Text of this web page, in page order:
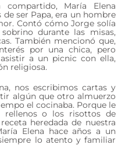
María Elena
ser Papa, era un hombre
Contó cómo Jorge solía
durante las misas,
También mencionó que,
por una chica, pero
a un picnic con ella,
religiosa.
nos escribimos cartas y
algún que otro almuerzo
el cocinaba. Porque le
rellenos o los risottos de
heredada de nuestra
Elena hace años a un
lo atento y familiar